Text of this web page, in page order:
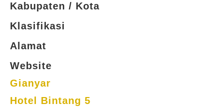
Kabupaten / Kota
Klasifikasi
Alamat
Website
Gianyar
Hotel Bintang 5